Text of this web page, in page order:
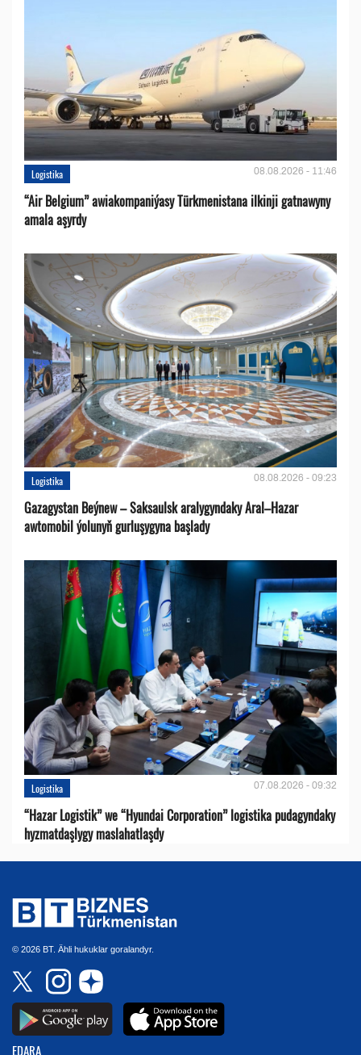
Logistika 08.08.2026 - 11:46
“Air Belgium” awiakompaniýasy Türkmenistana ilkinji gatnawyny
amala aşyrdy
Logistika 08.08.2026 - 09:23
Gazagystan Beýnew – Saksaulsk aralygyndaky Aral–Hazar
awtomobil ýolunyň gurluşygyna başlady
Logistika 07.08.2026 - 09:32
“Hazar Logistik” we “Hyundai Corporation” logistika pudagyndaky
hyzmatdaşlygy maslahatlaşdy
© 2026 BT. Ähli hukuklar goralandyr.
EDARA